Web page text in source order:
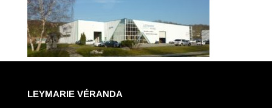
LEYMARIE VÉRANDA